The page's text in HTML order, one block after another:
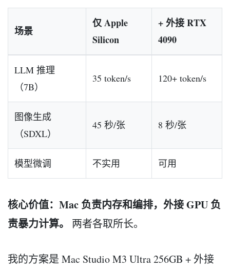
场景
仅 Apple
Silicon
+ 外接 RTX
4090
LLM 推理
（7B）
35 token/s 120+ token/s
图像生成
（SDXL）
45 秒/张 8 秒/张
模型微调 不实用 可用
核心价值：Mac 负责内存和编排，外接 GPU 负
责暴力计算。
两者各取所长。
我的方案是 Mac Studio M3 Ultra 256GB + 外接